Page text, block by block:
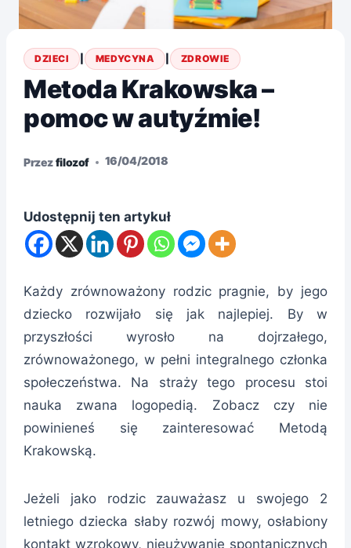
DZIECI MEDYCYNA ZDROWIE
Metoda Krakowska –
pomoc w autyźmie!
Przezfilozof 16/04/2018
Udostępnij ten artykuł
Każdy zrównoważony rodzic pragnie, by jego
dziecko rozwijało się jak najlepiej. By w
przyszłości wyrosło na dojrzałego,
zrównoważonego, w pełni integralnego członka
społeczeństwa. Na straży tego procesu stoi
nauka zwana logopedią. Zobacz czy nie
powinieneś się zainteresować Metodą
Krakowską.
Jeżeli jako rodzic zauważasz u swojego 2
letniego dziecka słaby rozwój mowy, osłabiony
kontakt wzrokowy, nieużywanie spontanicznych